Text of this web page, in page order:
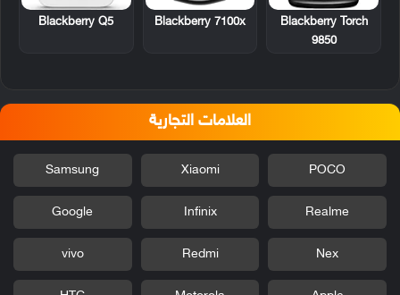
Blackberry Torch
9850
Blackberry 7100x
Blackberry Q5
العلامات التجارية
POCO
Xiaomi
Samsung
Realme
Infinix
Google
Nex
Redmi
vivo